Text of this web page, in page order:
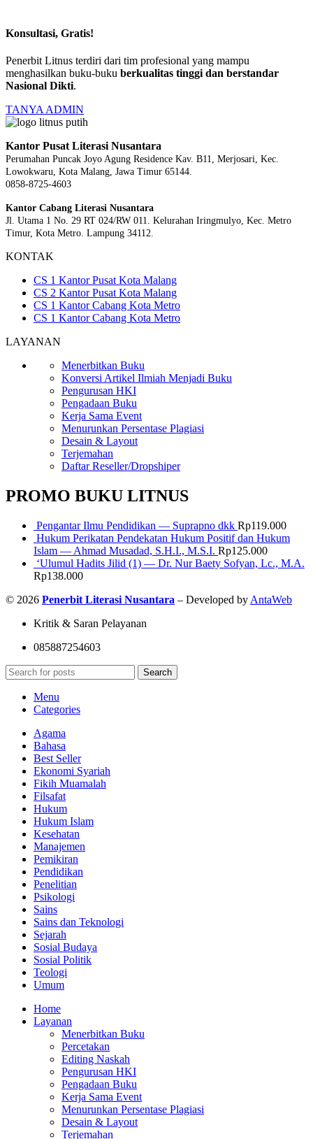
Konsultasi, Gratis!
Penerbit Litnus terdiri dari tim profesional yang mampu
menghasilkan buku-buku berkualitas tinggi dan berstandar
Nasional Dikti.
TANYA ADMIN
Kantor Pusat Literasi Nusantara
Perumahan Puncak Joyo Agung Residence Kav. B11, Merjosari, Kec.
Lowokwaru, Kota Malang, Jawa Timur 65144.
0858-8725-4603
Kantor Cabang Literasi Nusantara
Jl. Utama 1 No. 29 RT 024/RW 011. Kelurahan Iringmulyo, Kec. Metro
Timur, Kota Metro. Lampung 34112.
KONTAK
CS 1 Kantor Pusat Kota Malang
CS 2 Kantor Pusat Kota Malang
CS 1 Kantor Cabang Kota Metro
CS 1 Kantor Cabang Kota Metro
LAYANAN
Menerbitkan Buku
Konversi Artikel Ilmiah Menjadi Buku
Pengurusan HKI
Pengadaan Buku
Kerja Sama Event
Menurunkan Persentase Plagiasi
Desain & Layout
Terjemahan
Daftar Reseller/Dropshiper
PROMO BUKU LITNUS
Pengantar Ilmu Pendidikan — Suprapno dkk Rp119.000
Hukum Perikatan Pendekatan Hukum Positif dan Hukum
Islam — Ahmad Musadad, S.H.I., M.S.I. Rp125.000
‘Ulumul Hadits Jilid (1) — Dr. Nur Baety Sofyan, Lc., M.A.
Rp138.000
© 2026 Penerbit Literasi Nusantara – Developed by AntaWeb
Kritik & Saran Pelayanan
085887254603
Search
Menu
Categories
Agama
Bahasa
Best Seller
Ekonomi Syariah
Fikih Muamalah
Filsafat
Hukum
Hukum Islam
Kesehatan
Manajemen
Pemikiran
Pendidikan
Penelitian
Psikologi
Sains
Sains dan Teknologi
Sejarah
Sosial Budaya
Sosial Politik
Teologi
Umum
Home
Layanan
Menerbitkan Buku
Percetakan
Editing Naskah
Pengurusan HKI
Pengadaan Buku
Kerja Sama Event
Menurunkan Persentase Plagiasi
Desain & Layout
Terjemahan